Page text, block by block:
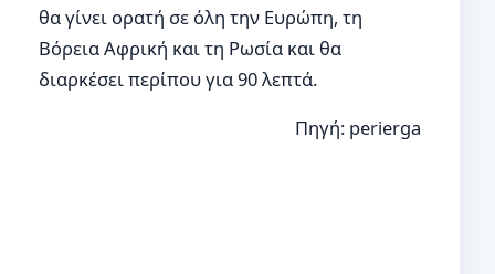
θα γίνει ορατή σε όλη την Ευρώπη, τη
Βόρεια Αφρική και τη Ρωσία και θα
διαρκέσει περίπου για 90 λεπτά.
Πηγή: perierga